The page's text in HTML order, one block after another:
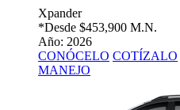
Xpander
*Desde $453,900 M.N.
Año: 2026
CONÓCELO COTÍZALO
MANEJO